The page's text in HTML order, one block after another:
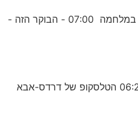
06:00 - חדשות הבוקר - ישראל במלחמה 07:00 - הבוקר הזה -
הדרדסים 3 - פרק 8 06:00 - 06:24 הטלסקופ של דרדס-אבא